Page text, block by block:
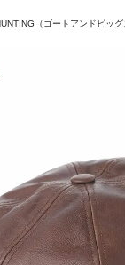
（ゴートアンドピッ